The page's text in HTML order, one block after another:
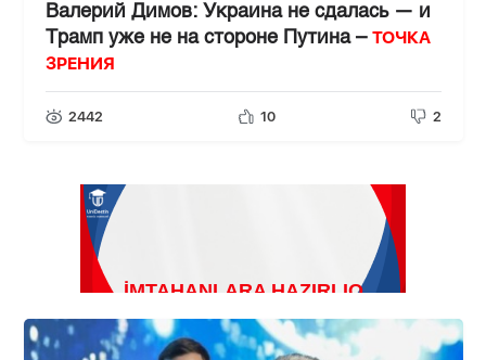
Валерий Димов: Украина не сдалась — и
Трамп уже не на стороне Путина – ТОЧКА
ЗРЕНИЯ
2442 10 2